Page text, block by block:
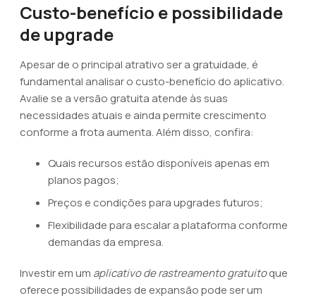
Custo-benefício e possibilidade
de upgrade
Apesar de o principal atrativo ser a gratuidade, é
fundamental analisar o custo-benefício do aplicativo.
Avalie se a versão gratuita atende às suas
necessidades atuais e ainda permite crescimento
conforme a frota aumenta. Além disso, confira:
Quais recursos estão disponíveis apenas em
planos pagos;
Preços e condições para upgrades futuros;
Flexibilidade para escalar a plataforma conforme
demandas da empresa.
Investir em um aplicativo de rastreamento gratuitoque
oferece possibilidades de expansão pode ser um